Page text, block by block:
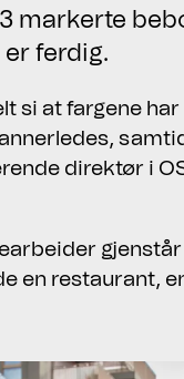
markerte
er ferdig.
si at fargene
direktør i
en restaurant,